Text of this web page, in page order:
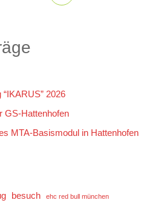
2026
GS-Hattenhofen
MTA-Basismodul in Hattenhofen
besuch ehc red bull münchen